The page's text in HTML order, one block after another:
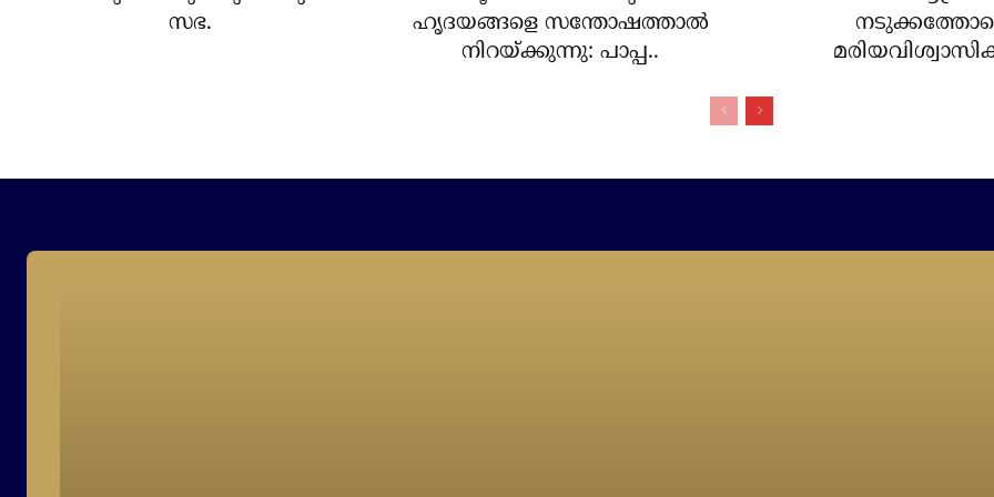
സഭ.
ഹൃദയങ്ങളെ സന്തോഷത്താല്‍
നിറയ്ക്കുന്നു: പാപ്പ..